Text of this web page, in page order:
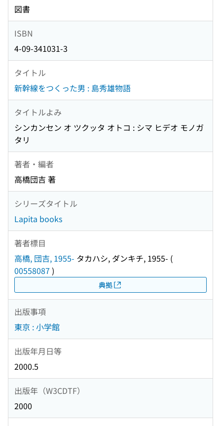
図書
ISBN
4-09-341031-3
タイトル
新幹線をつくった男 : 島秀雄物語
タイトルよみ
シンカンセン オ ツクッタ オトコ : シマ ヒデオ モノガ
タリ
著者・編者
高橋団吉 著
シリーズタイトル
Lapita books
著者標目
高橋, 団吉, 1955- タカハシ, ダンキチ, 1955- (
00558087 )
典拠
出版事項
東京 : 小学館
出版年月日等
2000.5
出版年（W3CDTF）
2000